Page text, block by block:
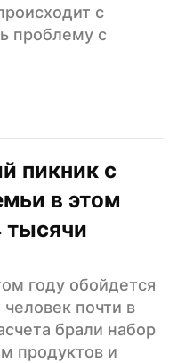
с
проблему с
пикник с
в этом
тысячи
году обойдется
почти в
брали набор
продуктов и